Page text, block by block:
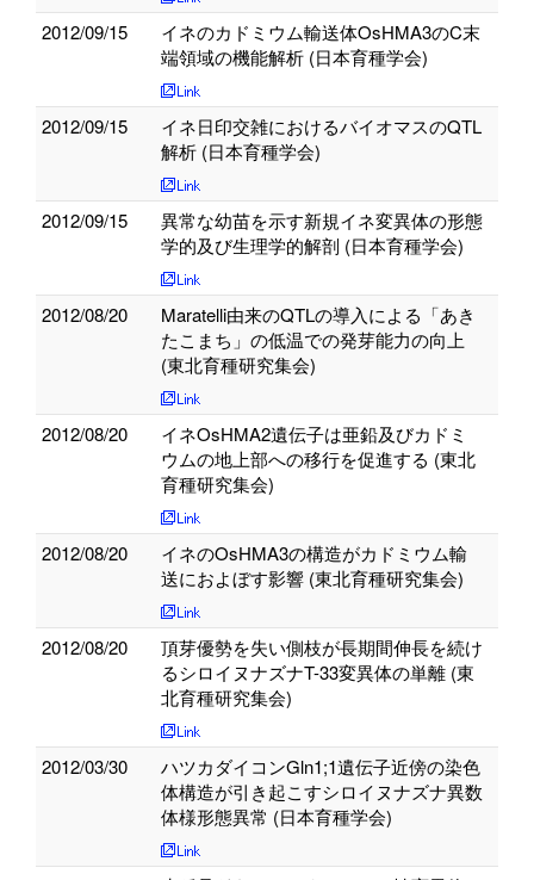
2012/09/15
イネのカドミウム輸送体OsHMA3のC末
端領域の機能解析 (日本育種学会)
2012/09/15
イネ日印交雑におけるバイオマスのQTL
解析 (日本育種学会)
2012/09/15
異常な幼苗を示す新規イネ変異体の形態
学的及び生理学的解剖 (日本育種学会)
2012/08/20
Maratelli由来のQTLの導入による「あき
たこまち」の低温での発芽能力の向上
(東北育種研究集会)
2012/08/20
イネOsHMA2遺伝子は亜鉛及びカドミ
ウムの地上部への移行を促進する (東北
育種研究集会)
2012/08/20
イネのOsHMA3の構造がカドミウム輸
送におよぼす影響 (東北育種研究集会)
2012/08/20
頂芽優勢を失い側枝が長期間伸長を続け
るシロイヌナズナT-33変異体の単離 (東
北育種研究集会)
2012/03/30
ハツカダイコンGln1;1遺伝子近傍の染色
体構造が引き起こすシロイヌナズナ異数
体様形態異常 (日本育種学会)